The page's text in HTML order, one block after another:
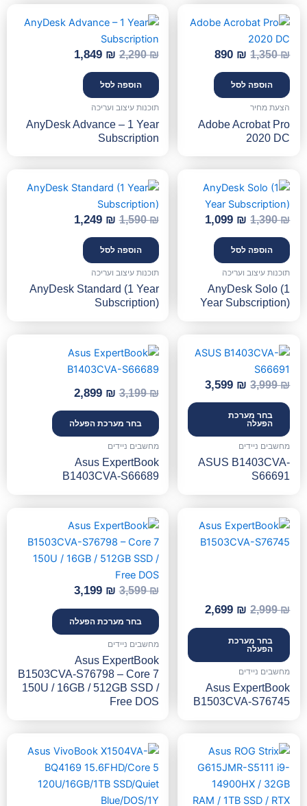
1,350₪
המקורי
1,350 ₪.
890 ₪
הנוכחי
890 ₪.
הוספה לסל
הצעת מחיר
Adobe Acrobat Pro
2020 DC
2,290₪
המקורי
היה:
2,290 ₪.
1,849 ₪
הנוכחי
הוספה לסל
תוכנות עיצוב ועריכה
AnyDesk Advance – 1 Year
Subscription
1,390₪
המקורי
היה:
1,390 ₪.
1,099 ₪
הנוכחי
הוא:
1,099 ₪.
הוספה לסל
תוכנות עיצוב ועריכה
AnyDesk Solo (1
Year Subscription)
1,590₪
המקורי
היה:
1,590 ₪.
1,249 ₪
הנוכחי
הוספה לסל
תוכנות עיצוב ועריכה
AnyDesk Standard (1 Year
Subscription)
3,999₪
המקורי
3,999 ₪.
3,599 ₪
הנוכחי
3,599 ₪.
בחר מערכת
הפעלה
מחשבים ניידים
ASUS B1403CVA-
S66691
3,199₪
המקורי
היה:
3,199 ₪.
2,899 ₪
הנוכחי
הוא:
בחר מערכת הפעלה
מחשבים ניידים
Asus ExpertBook
B1403CVA-S66689
2,999₪
המקורי
היה:
2,699 ₪
הנוכחי
הוא:
בחר מערכת
הפעלה
מחשבים ניידים
Asus ExpertBook
B1503CVA-S76745
3,599₪
המקורי
היה:
3,599 ₪.
3,199 ₪
הנוכחי
הוא:
3,199 ₪.
בחר מערכת הפעלה
מחשבים ניידים
Asus ExpertBook
B1503CVA-S76798 – Core 7
150U / 16GB / 512GB SSD /
Free DOS
המקורי
היה:
8,899 ₪.
הוא:
המקורי
היה:
2,690 ₪.
הנוכחי
הוא:
2,299 ₪.